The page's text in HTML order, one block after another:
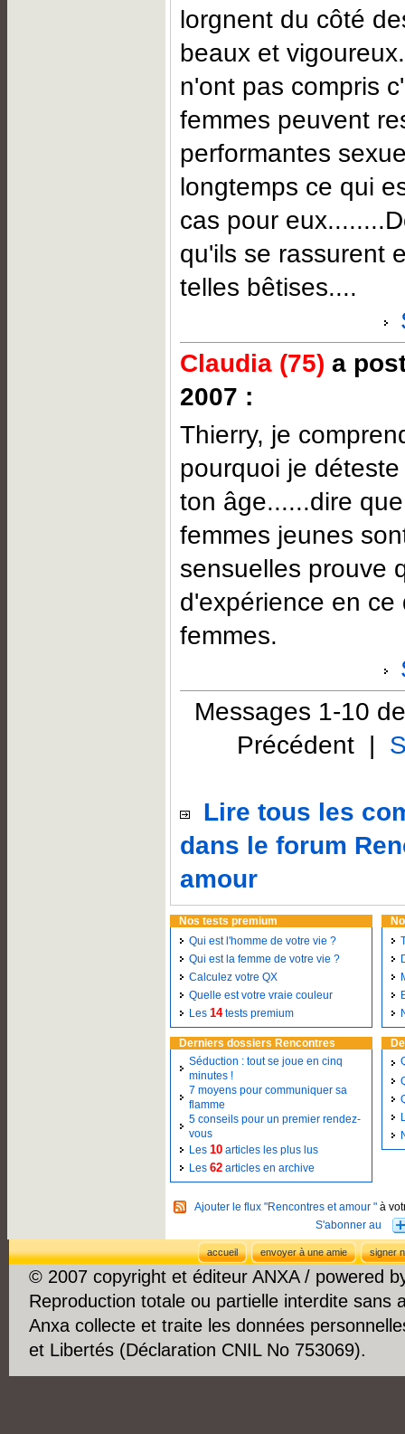
lorgnent du côté
beaux et
n'ont pas compris
femmes peuvent
performantes
longtemps ce qui
cas pour
qu'ils se rassurent
telles bêtises....
Claudia (75) a
2007 :
Thierry, je
pourquoi je
ton âge......dire
femmes jeunes
sensuelles prouve
d'expérience en ce
femmes.
Messages 1-10
Précédent |
Lire tous les
dans le forum
amour
Nos tests premium
Qui est l'homme de votre vie ?
Qui est la femme de votre vie ?
Calculez votre QX
Quelle est votre vraie couleur
Les 14tests premium
Derniers dossiers Rencontres
Séduction : tout se joue en cinq
minutes !
7 moyens pour communiquer sa
flamme
5 conseils pour un premier rendez-
vous
Les 10 articles les plus lus
Les 62 articles en archive
Ajouter le flux "Rencontres et amour " à
accueil envoyer à une amie signer
© 2007 copyright et éditeur ANXA / powered
Reproduction totale ou partielle interdite sans
Anxa collecte et traite les données
et Libertés (Déclaration CNIL No 753069).